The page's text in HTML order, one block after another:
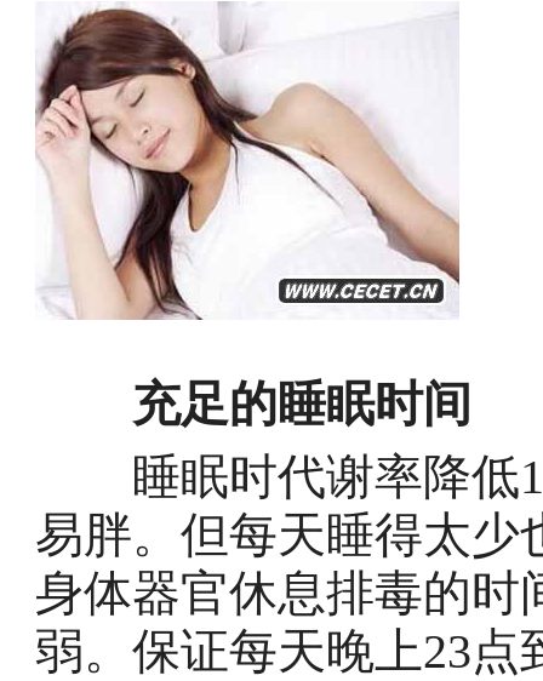
充足的睡眠时间
睡眠时代谢率降低
易胖。但每天睡得太少
身体器官休息排毒的时
弱。保证每天晚上23